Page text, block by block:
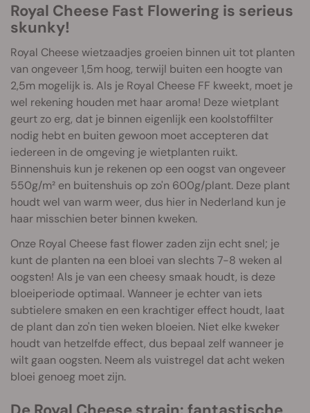
Royal Cheese Fast Flowering is serieus
skunky!
Royal Cheese wietzaadjes groeien binnen uit tot planten
van ongeveer 1,5m hoog, terwijl buiten een hoogte van
2,5m mogelijk is. Als je Royal Cheese FF kweekt, moet je
wel rekening houden met haar aroma! Deze wietplant
geurt zo erg, dat je binnen eigenlijk een koolstoffilter
nodig hebt en buiten gewoon moet accepteren dat
iedereen in de omgeving je wietplanten ruikt.
Binnenshuis kun je rekenen op een oogst van ongeveer
550g/m² en buitenshuis op zo'n 600g/plant. Deze plant
houdt wel van warm weer, dus hier in Nederland kun je
haar misschien beter binnen kweken.
Onze Royal Cheese fast flower zaden zijn echt snel; je
kunt de planten na een bloei van slechts 7-8 weken al
oogsten! Als je van een cheesy smaak houdt, is deze
bloeiperiode optimaal. Wanneer je echter van iets
subtielere smaken en een krachtiger effect houdt, laat
de plant dan zo'n tien weken bloeien. Niet elke kweker
houdt van hetzelfde effect, dus bepaal zelf wanneer je
wilt gaan oogsten. Neem als vuistregel dat acht weken
bloei genoeg moet zijn.